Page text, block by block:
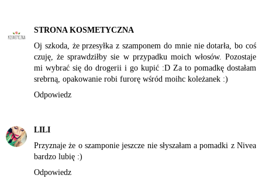
STRONA KOSMETYCZNA
Oj szkoda, że przesyłka z szamponem do mnie nie dotarła, bo coś
czuję, że sprawdziłby sie w przypadku moich włosów. Pozostaje
mi wybrać się do drogerii i go kupić :D Za to pomadkę dostałam
srebrną, opakowanie robi furorę wśród moihc koleżanek :)
Odpowiedz
LILI
Przyznaje że o szamponie jeszcze nie słyszałam a pomadki z Nivea
bardzo lubię :)
Odpowiedz